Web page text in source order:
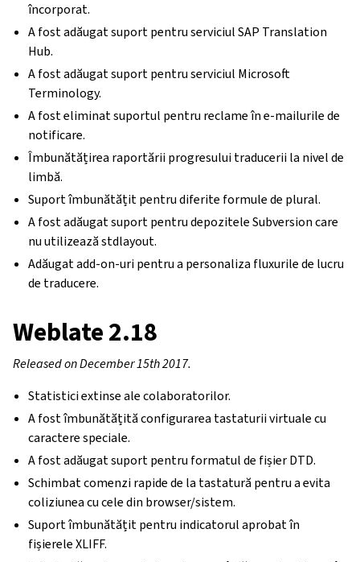
încorporat.
A fost adăugat suport pentru serviciul SAP Translation
Hub.
A fost adăugat suport pentru serviciul Microsoft
Terminology.
A fost eliminat suportul pentru reclame în e-mailurile de
notificare.
Îmbunătățirea raportării progresului traducerii la nivel de
limbă.
Suport îmbunătățit pentru diferite formule de plural.
A fost adăugat suport pentru depozitele Subversion care
nu utilizează stdlayout.
Adăugat add-on-uri pentru a personaliza fluxurile de lucru
de traducere.
Weblate 2.18
Released on December 15th 2017.
Statistici extinse ale colaboratorilor.
A fost îmbunătățită configurarea tastaturii virtuale cu
caractere speciale.
A fost adăugat suport pentru formatul de fișier DTD.
Schimbat comenzi rapide de la tastatură pentru a evita
coliziunea cu cele din browser/sistem.
Suport îmbunătățit pentru indicatorul aprobat în
fișierele XLIFF.